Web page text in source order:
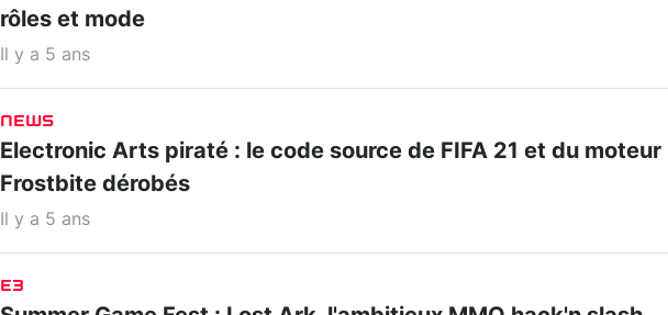
rôles et mode
Il y a 5 ans
NEWS
Electronic Arts piraté : le code source de FIFA 21 et du moteur
Frostbite dérobés
Il y a 5 ans
E3